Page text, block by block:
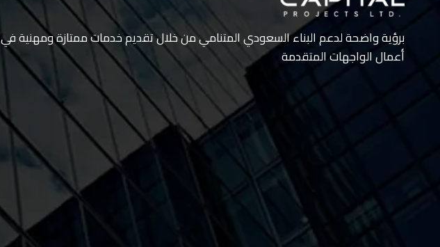
برؤية واضحة لدعم البناء السعودي المتنامي من خلال تقديم خدمات ممتازة ومهنية في
أعمال الواجهات المتقدمة